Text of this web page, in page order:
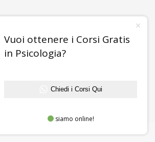
Vuoi ottenere i Corsi Gratis
in Psicologia?
Chiedi i Corsi Qui
siamo online!